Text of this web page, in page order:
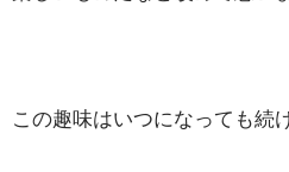
この趣味はいつになっても続